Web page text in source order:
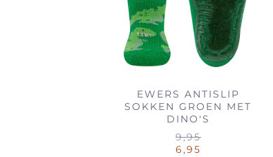
EWERS ANTISLIP
SOKKEN GROEN MET
DINO'S
9,95
6,95